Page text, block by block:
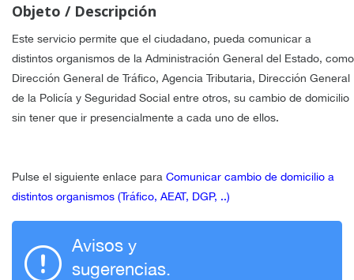
Objeto / Descripción
Este servicio permite que el ciudadano, pueda comunicar a
distintos organismos de la Administración General del Estado, como
Dirección General de Tráfico, Agencia Tributaria, Dirección General
de la Policía y Seguridad Social entre otros, su cambio de domicilio
sin tener que ir presencialmente a cada uno de ellos.
Pulse el siguiente enlace para Comunicar cambio de domicilio a
distintos organismos (Tráfico, AEAT, DGP, ..)
Avisos y
sugerencias.